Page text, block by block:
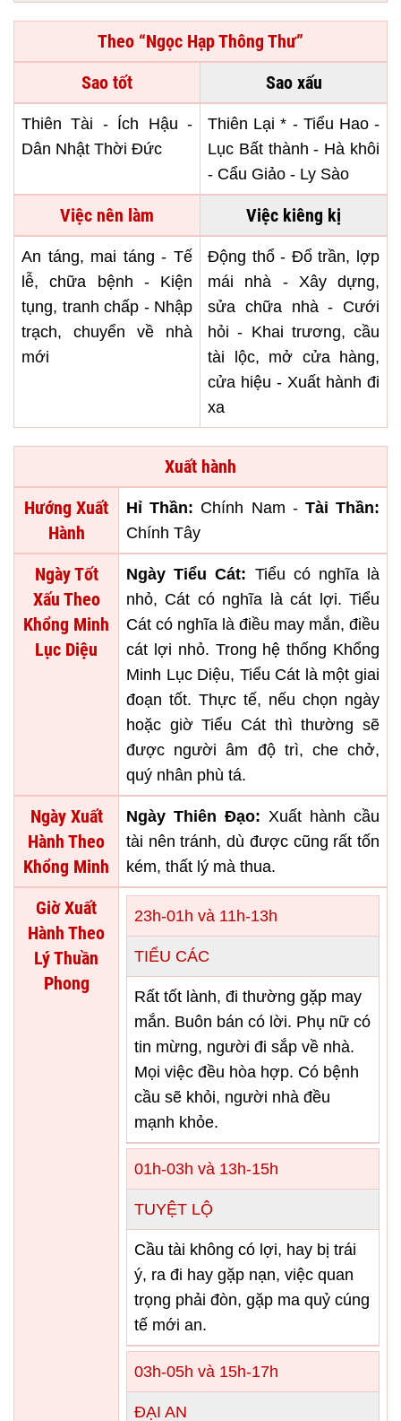
Theo “Ngọc Hạp Thông Thư”
Sao tốt
Sao xấu
Thiên Tài - Ích Hậu -
Dân Nhật Thời Đức
Thiên Lại * - Tiểu Hao -
Lục Bất thành - Hà khôi
- Cẩu Giảo - Ly Sào
Việc nên làm Việc kiêng kị
An táng, mai táng - Tế
lễ, chữa bệnh - Kiện
tụng, tranh chấp - Nhập
trạch, chuyển về nhà
mới
Động thổ - Đổ trần, lợp
mái nhà - Xây dựng,
sửa chữa nhà - Cưới
hỏi - Khai trương, cầu
tài lộc, mở cửa hàng,
cửa hiệu - Xuất hành đi
xa
Xuất hành
Hướng Xuất
Hành
Hỉ Thần: Chính Nam - Tài Thần:
Chính Tây
Ngày Tốt
Xấu Theo
Khổng Minh
Lục Diệu
Ngày Tiểu Cát: Tiểu có nghĩa là
nhỏ, Cát có nghĩa là cát lợi. Tiểu
Cát có nghĩa là điều may mắn, điều
cát lợi nhỏ. Trong hệ thống Khổng
Minh Lục Diệu, Tiểu Cát là một giai
đoạn tốt. Thực tế, nếu chọn ngày
hoặc giờ Tiểu Cát thì thường sẽ
được người âm độ trì, che chở,
quý nhân phù tá.
Ngày Xuất
Hành Theo
Khổng Minh
Ngày Thiên Đạo: Xuất hành cầu
tài nên tránh, dù được cũng rất tốn
kém, thất lý mà thua.
Giờ Xuất
Hành Theo
Lý Thuần
Phong
23h-01h và 11h-13h
TIỂU CÁC
Rất tốt lành, đi thường gặp may
mắn. Buôn bán có lời. Phụ nữ có
tin mừng, người đi sắp về nhà.
Mọi việc đều hòa hợp. Có bệnh
cầu sẽ khỏi, người nhà đều
mạnh khỏe.
01h-03h và 13h-15h
TUYỆT LỘ
Cầu tài không có lợi, hay bị trái
ý, ra đi hay gặp nạn, việc quan
trọng phải đòn, gặp ma quỷ cúng
tế mới an.
03h-05h và 15h-17h
ĐẠI AN